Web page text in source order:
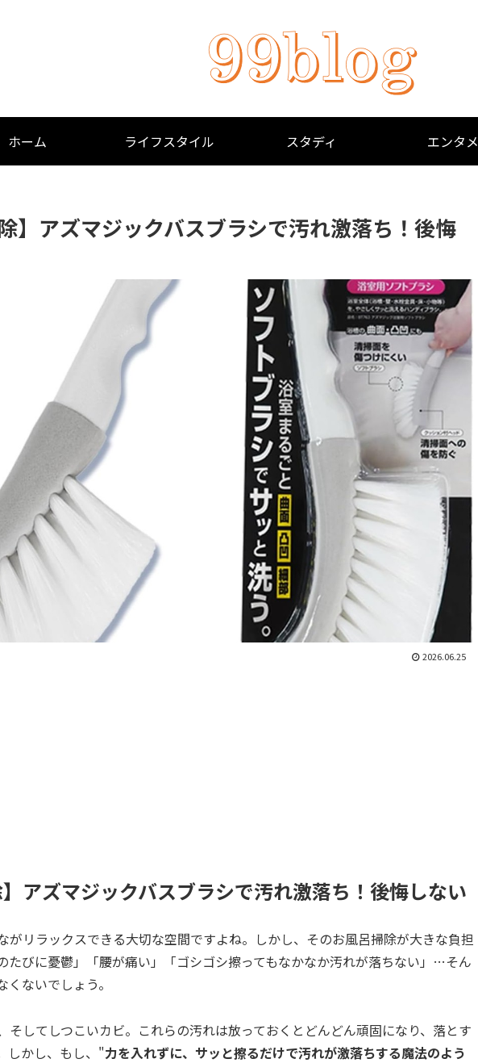
ホーム ライフスタイル スタディ エンタメ
】アズマジックバスブラシで汚れ激落ち！後悔
2026.06.25
】アズマジックバスブラシで汚れ激落ち！後悔しない
がリラックスできる大切な空間ですよね。しかし、そのお風呂掃除が大きな負担
たびに憂鬱」「腰が痛い」「ゴシゴシ擦ってもなかなか汚れが落ちない」…そん
ないでしょう。
そしてしつこいカビ。これらの汚れは放っておくとどんどん頑固になり、落とす
しかし、もし、"力を入れずに、サッと擦るだけで汚れが激落ちする魔法のよう